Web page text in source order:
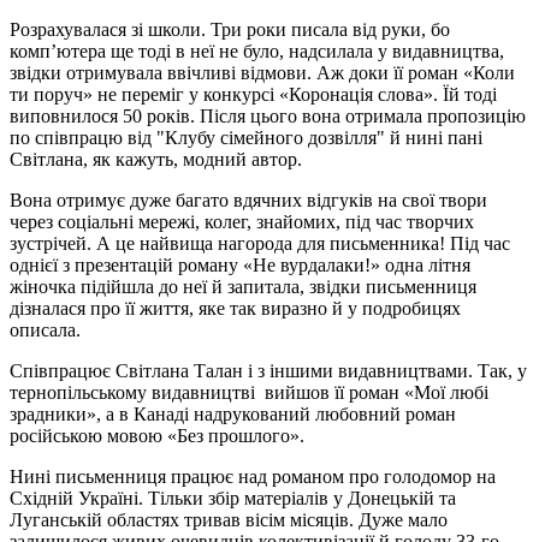
Розрахувалася зі школи. Три роки писала від руки, бо
комп’ютера ще тоді в неї не було, надсилала у видавництва,
звідки отримувала ввічливі відмови. Аж доки її роман «Коли
ти поруч» не переміг у конкурсі «Коронація слова». Їй тоді
виповнилося 50 років. Після цього вона отримала пропозицію
по співпрацю від "Клубу сімейного дозвілля" й нині пані
Світлана, як кажуть, модний автор.
Вона отримує дуже багато вдячних відгуків на свої твори
через соціальні мережі, колег, знайомих, під час творчих
зустрічей. А це найвища нагорода для письменника! Під час
однієї з презентацій роману «Не вурдалаки!» одна літня
жіночка підійшла до неї й запитала, звідки письменниця
дізналася про її життя, яке так виразно й у подробицях
описала.
Співпрацює Світлана Талан і з іншими видавництвами. Так, у
тернопільському видавництві вийшов її роман «Мої любі
зрадники», а в Канаді надрукований любовний роман
російською мовою «Без прошлого».
Нині письменниця працює над романом про голодомор на
Східній Україні. Тільки збір матеріалів у Донецькій та
Луганській областях тривав вісім місяців. Дуже мало